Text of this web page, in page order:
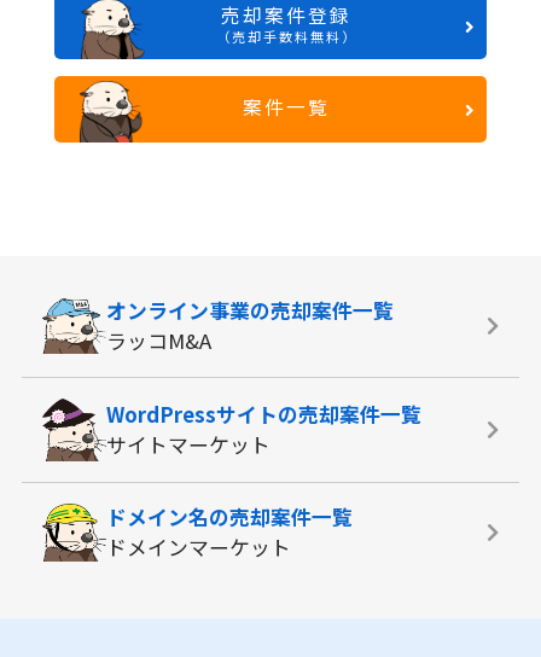
売却案件登録
（売却手数料無料）
案件一覧
オンライン事業の売却案件一覧
ラッコM&A
WordPressサイトの売却案件一覧
サイトマーケット
ドメイン名の売却案件一覧
ドメインマーケット